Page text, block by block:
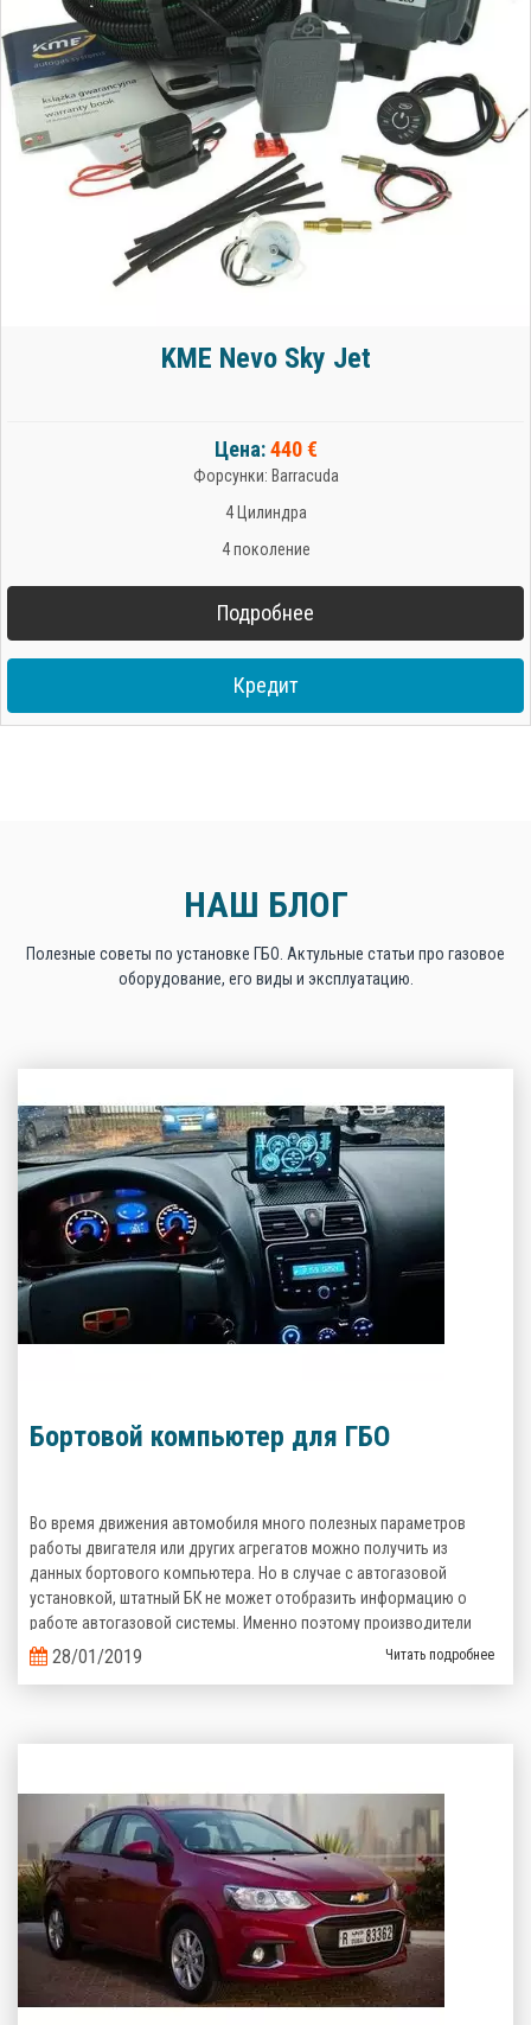
KME Nevo Sky Jet
Цена:440 €
Форсунки: Barracuda
4 Цилиндра
4 поколение
Подробнее
Кредит
НАШ БЛОГ
Полезные советы по установке ГБО. Актульные статьи про газовое
оборудование, его виды и эксплуатацию.
Бортовой компьютер для ГБО
Во время движения автомобиля много полезных параметров
работы двигателя или других агрегатов можно получить из
данных бортового компьютера. Но в случае с автогазовой
установкой, штатный БК не может отобразить информацию о
работе автогазовой системы. Именно поэтому производители
газобаллонного оборудования предлагают альтернативные
варианты.
28/01/2019 Читать подробнее